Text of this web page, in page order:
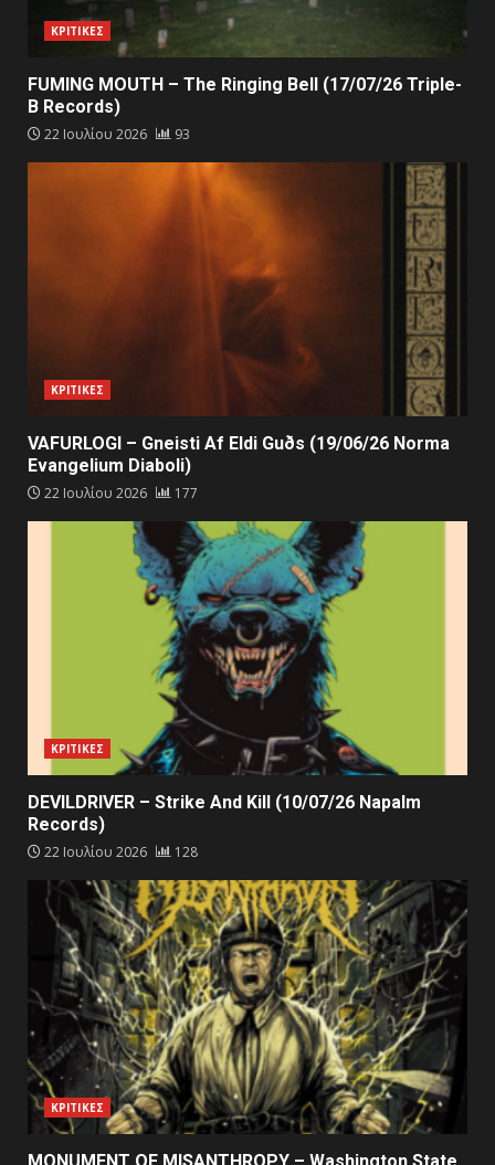
ΚΡΙΤΙΚΕΣ
FUMING MOUTH – The Ringing Bell (17/07/26 Triple-
B Records)
22 Ιουλίου 2026 93
ΚΡΙΤΙΚΕΣ
VAFURLOGI – Gneisti Af Eldi Guðs (19/06/26 Norma
Evangelium Diaboli)
22 Ιουλίου 2026 177
ΚΡΙΤΙΚΕΣ
DEVILDRIVER – Strike And Kill (10/07/26 Napalm
Records)
22 Ιουλίου 2026 128
ΚΡΙΤΙΚΕΣ